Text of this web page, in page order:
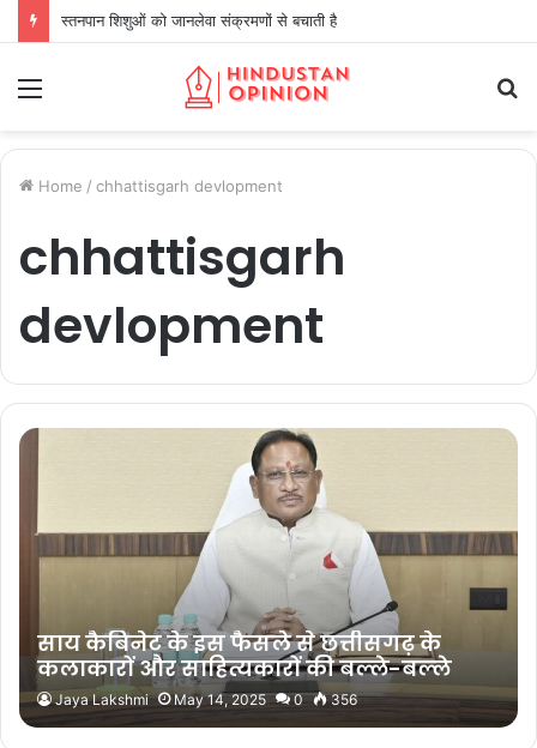
स्तनपान शिशुओं को जानलेवा संक्रमणों से बचाती है
Home / chhattisgarh devlopment
chhattisgarh
devlopment
साय कैबिनेट के इस फैसले से छत्तीसगढ़ के
कलाकारों और साहित्यकारों की बल्ले-बल्ले
Jaya Lakshmi May 14, 2025 0 356